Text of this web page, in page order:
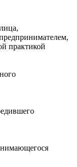
практикой